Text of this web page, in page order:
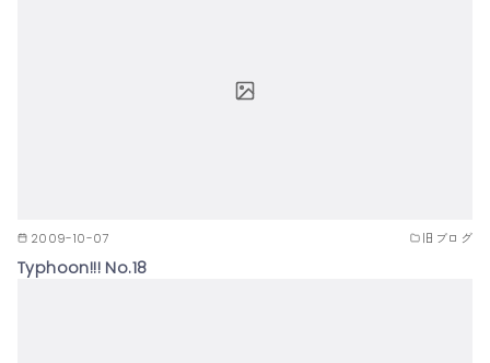
2009-10-07 旧ブログ
Typhoon!!! No.18